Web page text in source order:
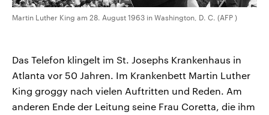
Martin Luther King am 28. August 1963 in Washington, D. C. (AFP )
Das Telefon klingelt im St. Josephs Krankenhaus in
Atlanta vor 50 Jahren. Im Krankenbett Martin Luther
King groggy nach vielen Auftritten und Reden. Am
anderen Ende der Leitung seine Frau Coretta, die ihm